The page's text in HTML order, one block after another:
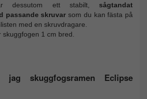
dessutom ett stabilt, sågtandat
passande skruvar som du kan fästa på
med en skruvdragare.
1 cm bred.
jag skuggfogsramen Eclipse